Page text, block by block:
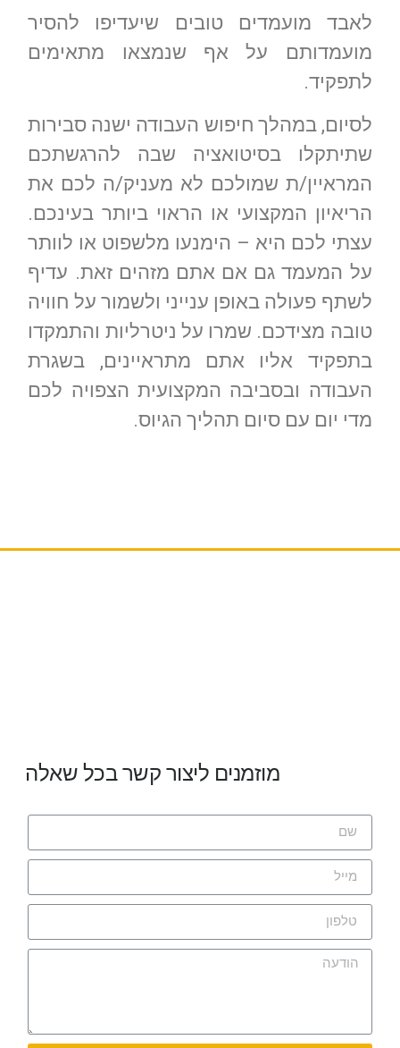
לאבד מועמדים טובים שיעדיפו להסיר
מועמדותם על אף שנמצאו מתאימים
לתפקיד.
לסיום, במהלך חיפוש העבודה ישנה סבירות
שתיתקלו בסיטואציה שבה להרגשתכם
המראיין/ת שמולכם לא מעניק/ה לכם את
הריאיון המקצועי או הראוי ביותר בעינכם.
עצתי לכם היא – הימנעו מלשפוט או לוותר
על המעמד גם אם אתם מזהים זאת. עדיף
לשתף פעולה באופן ענייני ולשמור על חוויה
טובה מצידכם. שמרו על ניטרליות והתמקדו
בתפקיד אליו אתם מתראיינים, בשגרת
העבודה ובסביבה המקצועית הצפויה לכם
מדי יום עם סיום תהליך הגיוס.
מוזמנים ליצור קשר בכל שאלה